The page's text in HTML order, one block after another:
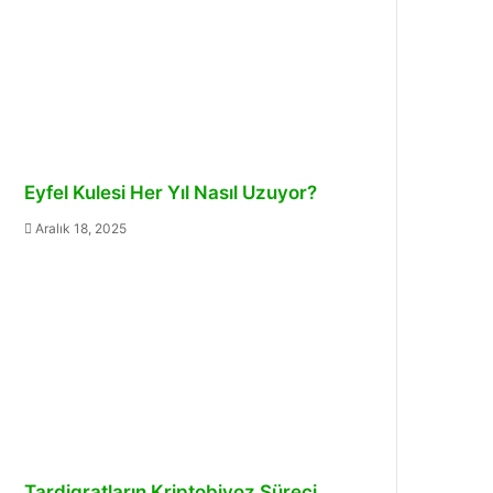
Eyfel Kulesi Her Yıl Nasıl Uzuyor?
Aralık 18, 2025